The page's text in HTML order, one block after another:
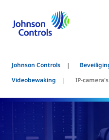
Johnson Controls
Videobewaking
IP-